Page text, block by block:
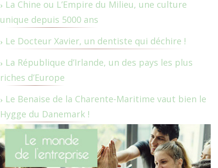
La Chine ou L’Empire du Milieu, une culture
unique depuis 5000 ans
Le Docteur Xavier, un dentiste qui déchire !
La République d’Irlande, un des pays les plus
riches d’Europe
Le Benaise de la Charente-Maritime vaut bien le
Hygge du Danemark !